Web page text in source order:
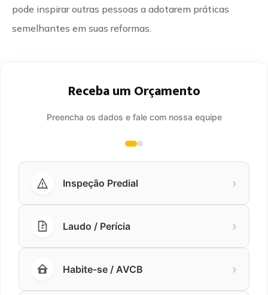
pode inspirar outras pessoas a adotarem práticas
semelhantes em suas reformas.
Receba um Orçamento
Preencha os dados e fale com nossa equipe
Inspeção Predial ›
Laudo / Perícia ›
Habite-se / AVCB ›